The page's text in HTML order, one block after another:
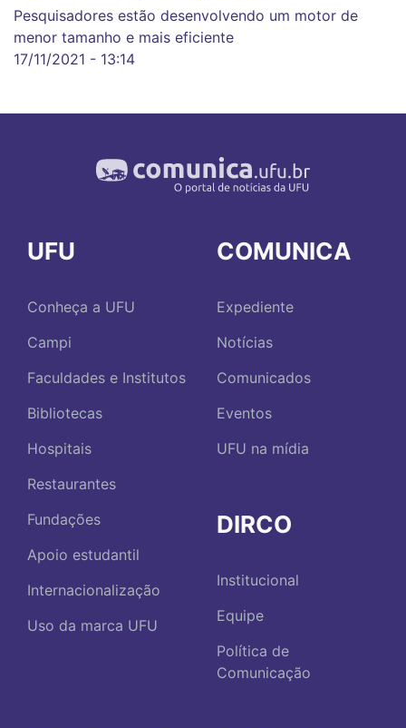
Pesquisadores estão desenvolvendo um motor de
menor tamanho e mais eficiente
17/11/2021 - 13:14
UFU
Conheça a UFU
Campi
Faculdades e Institutos
Bibliotecas
Hospitais
Restaurantes
Fundações
Apoio estudantil
Internacionalização
Uso da marca UFU
COMUNICA
Expediente
Notícias
Comunicados
Eventos
UFU na mídia
DIRCO
Institucional
Equipe
Política de
Comunicação